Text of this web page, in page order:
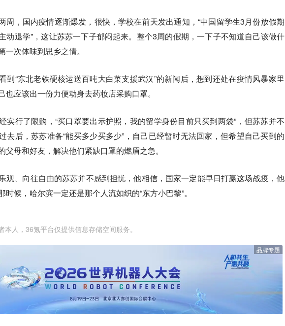
周，国内疫情逐渐爆发，很快，学校在前天发出通知，“中国留学生3月份放假期
动退学”，这让苏苏一下子郁闷起来。整个3周的假期，一下子不知道自己该做什
一次体味到思乡之情。
到“东北老铁硬核运送百吨大白菜支援武汉”的新闻后，想到还处在疫情风暴家里
也应该出一份力便动身去药妆店采购口罩。
实行了限购，“买口罩要出示护照，我的留学身份目前只买到两袋”，但苏苏并不
去后，苏苏准备“能买多少买多少”，自己已经暂时无法回家，但希望自己买到的
父母和好友，解决他们紧缺口罩的燃眉之急。
观、向往自由的苏苏并不感到担忧，他相信，国家一定能早日打赢这场战疫，他
时候，哈尔滨一定还是那个人流如织的“东方小巴黎”。
本人，36氪平台仅提供信息存储空间服务。
品牌专题